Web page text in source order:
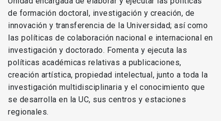
de formación doctoral, investigación y creación, de
innovación y transferencia de la Universidad; así como
las políticas de colaboración nacional e internacional en
investigación y doctorado. Fomenta y ejecuta las
políticas académicas relativas a publicaciones,
creación artística, propiedad intelectual, junto a toda la
investigación multidisciplinaria y el conocimiento que
se desarrolla en la UC, sus centros y estaciones
regionales.